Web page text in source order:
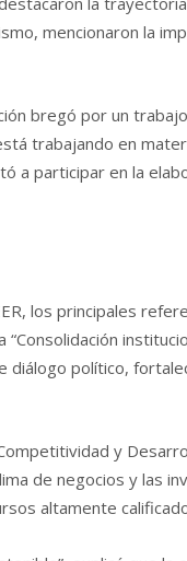
mencionaron la
bregó por un
trabajando en
a participar en la
los principales
político,
y
de negocios y las
altamente